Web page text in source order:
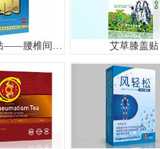
远红外理疗贴——腰椎间盘突出 艾草膝盖贴